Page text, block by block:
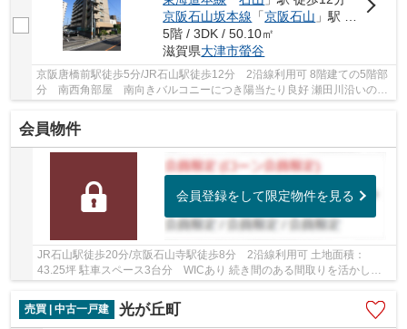
京阪石山坂本線 「京阪石山 」駅 徒歩12分
5階 / 3DK / 50.10㎡
滋賀県大津市螢谷
京阪唐橋前駅徒歩5分/JR石山駅徒歩12分 2沿線利用可 8階建ての5階部
分 南西角部屋 南向きバルコニーにつき陽当たり良好 瀬田川沿いの道
会員物件
会員登録をして限定物件を見る
JR石山駅徒歩20分/京阪石山寺駅徒歩8分 2沿線利用可 土地面積：
43.25坪 駐車スペース3台分 WICあり 続き間のある間取りを活かし、
事務所やワークスペースとしても最適です
売買 | 中古一戸建
光が丘町